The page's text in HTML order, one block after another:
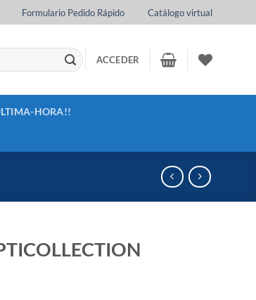
Formulario Pedido Rápido Catálogo virtual
ACCEDER
HORA!!